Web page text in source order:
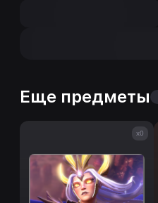
Еще предметы
x0